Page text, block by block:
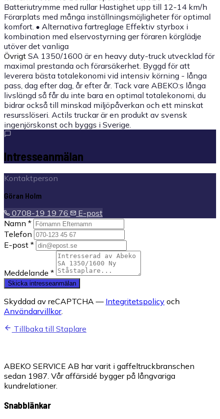
Batteriutrymme med rullar Hastighet upp till 12-14 km/h
Förarplats med många inställningsmöjligheter för optimal
komfort. • Alternativa fartreglage Effektiv styrbox i
kombination med elservostyrning ger föraren körglädje
utöver det vanliga
Övrigt SA 1350/1600 är en heavy duty-truck utvecklad för
maximal prestanda och förarsäkerhet. Byggd för att
leverera bästa totalekonomi vid intensiv körning - långa
pass, dag efter dag, år efter år. Tack vare ABEKO:s långa
livslängd så får du inte bara en optimal totalekonomi, du
bidrar också till minskad miljöpåverkan och ett minskat
resursslöseri. Actils truckar är en produkt av svensk
ingenjörskonst och byggs i Sverige.
Intresseanmälan
Kontaktperson
Göran Holm
0708-19 19 76
E-post
Namn *
Telefon
E-post *
Meddelande *
Skicka intresseanmälan
Skyddad av reCAPTCHA — Integritetspolicy och
Användarvillkor.
Tillbaka till Staplare
ABEKO SERVICE AB har varit i gaffeltruckbranschen
sedan 1987. Vår affärsidé bygger på långvariga
kundrelationer.
Snabblänkar